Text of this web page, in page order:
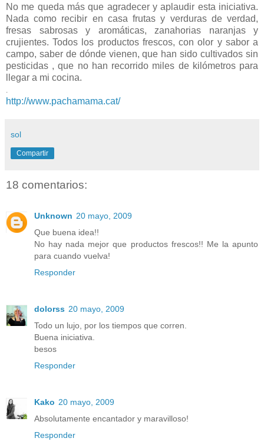
No me queda más que agradecer y aplaudir esta iniciativa.
Nada como recibir en casa frutas y verduras de verdad,
fresas sabrosas y aromáticas, zanahorias naranjas y
crujientes. Todos los productos frescos, con olor y sabor a
campo, saber de dónde vienen, que han sido cultivados sin
pesticidas , que no han recorrido miles de kilómetros para
llegar a mi cocina.
.
http://www.pachamama.cat/
sol
Compartir
18 comentarios:
Unknown 20 mayo, 2009
Que buena idea!!
No hay nada mejor que productos frescos!! Me la apunto
para cuando vuelva!
Responder
dolorss 20 mayo, 2009
Todo un lujo, por los tiempos que corren.
Buena iniciativa.
besos
Responder
Kako 20 mayo, 2009
Absolutamente encantador y maravilloso!
Responder